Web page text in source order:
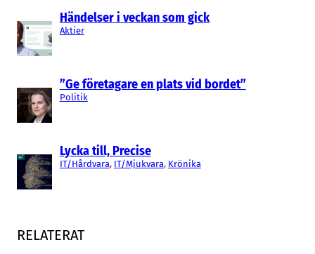
Händelser i veckan som gick
Aktier
”Ge företagare en plats vid bordet”
Politik
Lycka till, Precise
IT/Hårdvara, IT/Mjukvara, Krönika
RELATERAT